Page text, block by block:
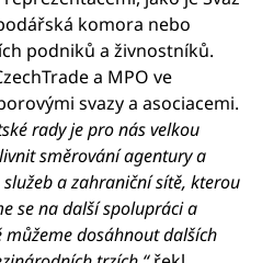
komora nebo
podniků a živnostníků.
a MPO ve
svazy a asociacemi.
rady je pro nás velkou
směrování agentury a
a zahraniční sítě, kterou
se na další spolupráci a
můžeme dosáhnout dalších